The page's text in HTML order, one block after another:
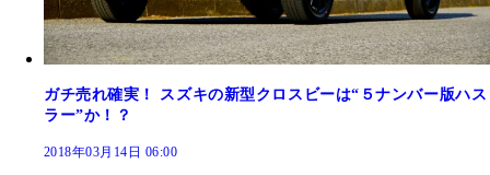
ガチ売れ確実！ スズキの新型クロスビーは“５ナンバー版ハス
ラー”か！？
2018年03月14日 06:00